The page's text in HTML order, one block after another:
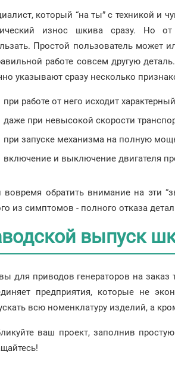
который “на ты” с техникой и
износ шкива сразу. Но от
Простой пользователь может
работе совсем другую
указывают сразу несколько
при работе от него исходит
даже при невысокой скорости
при запуске механизма на полную
включение и выключение двигателя
вовремя обратить внимание на эти
из симптомов - полного отказа
выпуск
для приводов генераторов на
предприятия, которые не
всю номенклатуру изделий, а
ваш проект, заполнив